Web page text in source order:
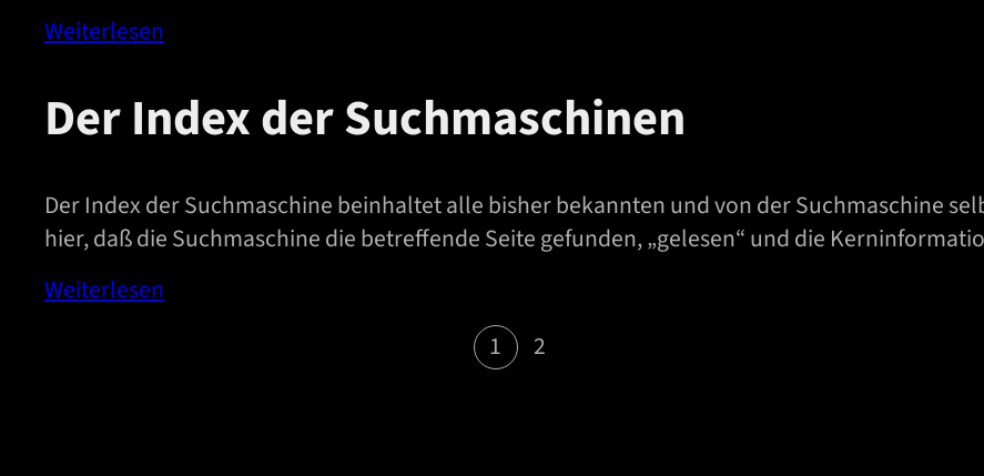
Weiterlesen
Der Index der Suchmaschinen
Der Index der Suchmaschine beinhaltet alle bisher bekannten und von der Suchmaschine
hier, daß die Suchmaschine die betreffende Seite gefunden, „gelesen“ und die
Weiterlesen
1
2